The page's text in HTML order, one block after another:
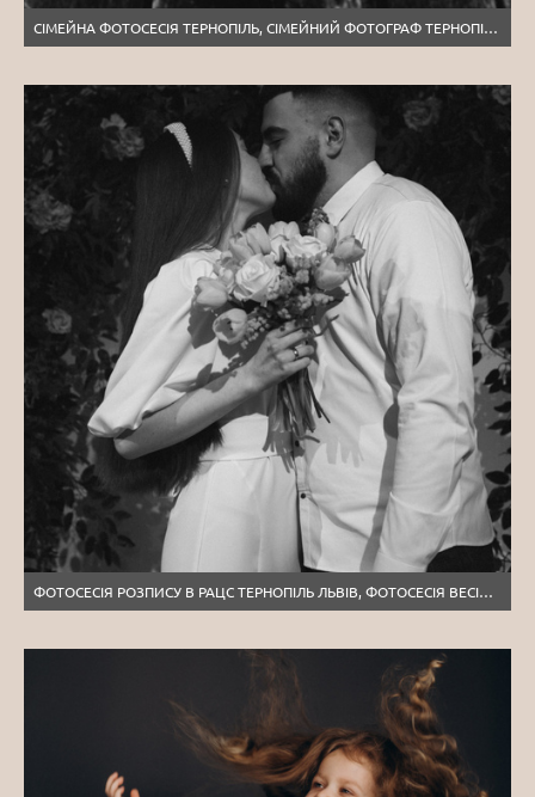
СІМЕЙНА ФОТОСЕСІЯ ТЕРНОПІЛЬ, СІМЕЙНИЙ ФОТОГРАФ ТЕРНОПІЛЬ, ЗЙОМКА ВЕЛИКОЇ СІМЇ
ФОТОСЕСІЯ РОЗПИСУ В РАЦС ТЕРНОПІЛЬ ЛЬВІВ, ФОТОСЕСІЯ ВЕСІЛЛЯ ТЕРНОПІЛЬ